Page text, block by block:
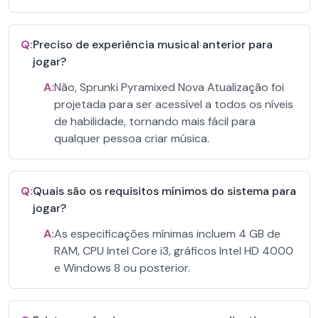
Q:Preciso de experiência musical anterior para
jogar?
A:Não, Sprunki Pyramixed Nova Atualização foi
projetada para ser acessível a todos os níveis
de habilidade, tornando mais fácil para
qualquer pessoa criar música.
Q:Quais são os requisitos mínimos do sistema para
jogar?
A:As especificações mínimas incluem 4 GB de
RAM, CPU Intel Core i3, gráficos Intel HD 4000
e Windows 8 ou posterior.